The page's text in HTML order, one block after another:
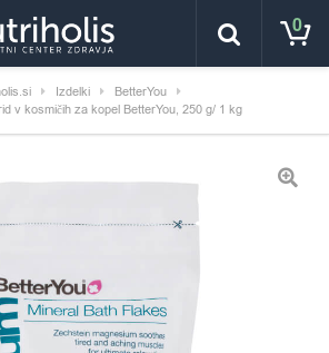
0
Izdelki
BetterYou
v kosmičih za kopel BetterYou, 250 g/ 1 kg